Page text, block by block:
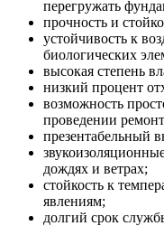
перегружать
прочность и
устойчивость к
биологических
высокая степень
низкий процент
возможность
проведении
презентабельный
дождях и ветрах;
стойкость к
явлениям;
долгий срок